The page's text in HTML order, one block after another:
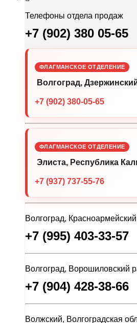
Телефоны отдела продаж
+7 (902) 380 05-65
ФЛАГМАНСКОЕ ОТДЕЛЕНИЕ
Волгоград,
+7 (902) 380-05-65
ФЛАГМАНСКОЕ ОТДЕЛЕНИЕ
Элиста, Республика
+7 (937) 737-55-76
Волгоград,
+7 (995) 403-33-57
Волгоград, Ворошиловский
+7 (904) 428-38-66
Волжский, Волгоградская